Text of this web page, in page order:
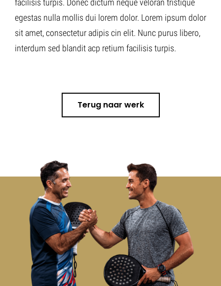
facilisis turpis. Donec dictum neque veloran tristique
egestas nulla mollis dui lorem dolor. Lorem ipsum dolor
sit amet, consectetur adipis cin elit. Nunc purus libero,
interdum sed blandit acp retium facilisis turpis.
Terug naar werk